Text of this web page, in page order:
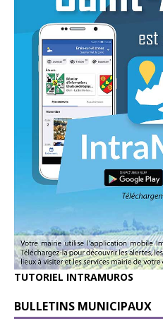
TUTORIEL INTRAMUROS
BULLETINS MUNICIPAUX